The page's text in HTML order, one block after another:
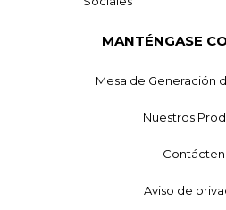
MANTÉNGASE
Mesa de Generación
Nuestros
Aviso de